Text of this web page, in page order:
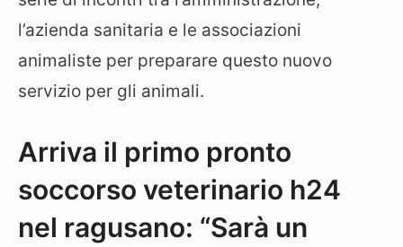
l’azienda sanitaria e le associazioni
animaliste per preparare questo nuovo
servizio per gli animali.
Arriva il primo pronto
soccorso veterinario h24
nel ragusano: “Sarà un